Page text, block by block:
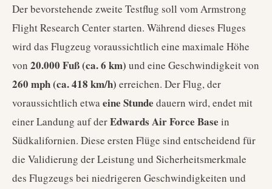
Der bevorstehende zweite Testflug soll vom Armstrong
Flight Research Center starten. Während dieses Fluges
wird das Flugzeug voraussichtlich eine maximale Höhe
von 20.000 Fuß (ca. 6 km) und eine Geschwindigkeit von
260 mph (ca. 418 km/h) erreichen. Der Flug, der
voraussichtlich etwaeine Stunde dauern wird, endet mit
einer Landung auf derEdwards Air Force Base in
Südkalifornien. Diese ersten Flüge sind entscheidend für
die Validierung der Leistung und Sicherheitsmerkmale
des Flugzeugs bei niedrigeren Geschwindigkeiten und